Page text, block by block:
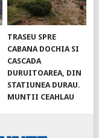
TRASEU SPRE
CABANA DOCHIA SI
CASCADA
DURUITOAREA, DIN
STATIUNEA DURAU.
MUNTII CEAHLAU